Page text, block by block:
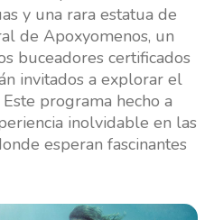
y una rara estatua de
de Apoxyomenos, un
buceadores certificados
invitados a explorar el
programa hecho a
inolvidable en las
esperan fascinantes